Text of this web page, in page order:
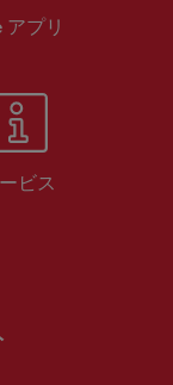
アプリ
ビス